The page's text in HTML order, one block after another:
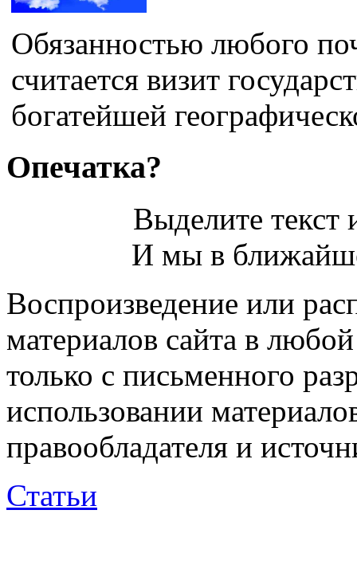
Обязанностью любого
считается визит
богатейшей
Опечатка?
Выделите
И мы в
Воспроизведение или
материалов сайта в
только с письменного
использовании
правообладателя и
Статьи